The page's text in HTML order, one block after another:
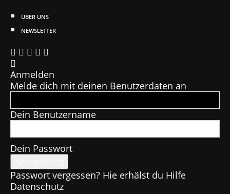
ÜBER UNS
NEWSLETTER
Anmelden
Melde dich mit deinen Benutzerdaten an
Dein Benutzername
Dein Passwort
Passwort vergessen? Hie erhälst du Hilfe
Datenschutz